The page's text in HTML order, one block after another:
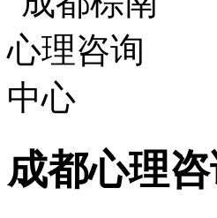
费
成都心理医院哪
成都心理